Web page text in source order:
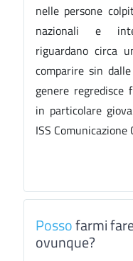
nelle persone
nazionali e
riguardano circa
comparire sin
genere regredisce
in particolare
ISS Comunicazione
Possofarmi
ovunque?